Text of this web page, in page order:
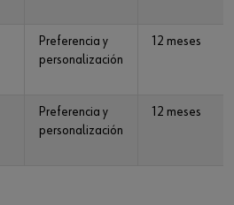
Preferencia y
personalización
12 meses
Preferencia y
personalización
12 meses